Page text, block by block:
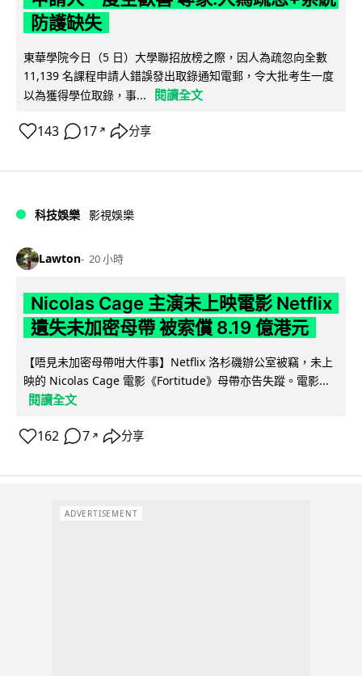
防護缺失
東華學院今日（5 日）大學聯招放榜之際，因人為疏忽向全數
11,139 名課程申請人錯誤發出取錄通知電郵，令大批考生一度
以為獲得學位取錄，事...
閱讀全文
143 17 ↗ 分享
科技娛樂 影視娛樂
Lawton 20 小時
Nicolas Cage 主演未上映電影 Netflix
遺失未加密母帶 被索償 8.19 億港元
【唔見未加密母帶咁大件事】Netflix 洛杉磯辦公室被竊，未上
映的 Nicolas Cage 電影《Fortitude》母帶亦告失蹤。電影...
閱讀全文
162 7 ↗ 分享
ADVERTISEMENT